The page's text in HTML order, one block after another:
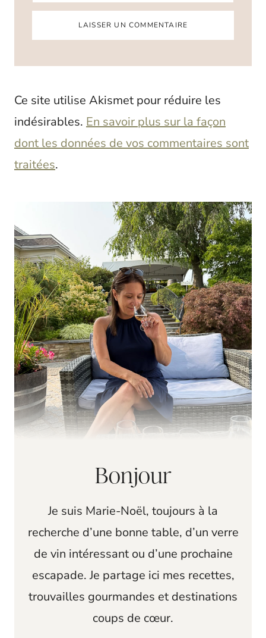
Ce site utilise Akismet pour réduire les
indésirables. En savoir plus sur la façon
dont les données de vos commentaires sont
traitées.
Bonjour
Je suis Marie-Noël, toujours à la
recherche d’une bonne table, d’un verre
de vin intéressant ou d’une prochaine
escapade. Je partage ici mes recettes,
trouvailles gourmandes et destinations
coups de cœur.